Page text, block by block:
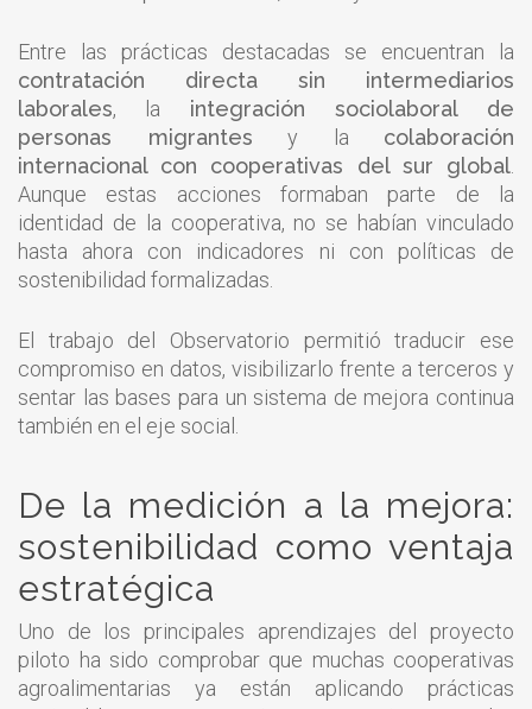
Entre las prácticas destacadas se encuentran la
contratación directa sin intermediarios
laborales, la integración sociolaboral de
personas migrantes y la colaboración
internacional con cooperativas del sur global
Aunque estas acciones formaban parte de la
identidad de la cooperativa, no se habían vinculado
hasta ahora con indicadores ni con políticas de
sostenibilidad formalizadas.
El trabajo del Observatorio permitió traducir ese
compromiso en datos, visibilizarlo frente a terceros y
sentar las bases para un sistema de mejora continua
también en el eje social.
De la medición a la mejora:
sostenibilidad como ventaja
estratégica
Uno de los principales aprendizajes del proyecto
piloto ha sido comprobar que muchas cooperativas
agroalimentarias ya están aplicando prácticas